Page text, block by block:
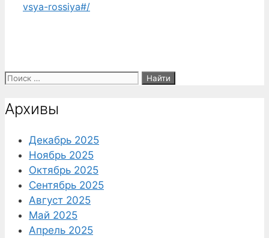
vsya-rossiya#/
Поиск:
Архивы
Декабрь 2025
Ноябрь 2025
Октябрь 2025
Сентябрь 2025
Август 2025
Май 2025
Апрель 2025